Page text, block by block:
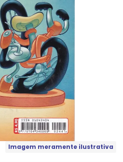
Imagem meramente ilustrativa